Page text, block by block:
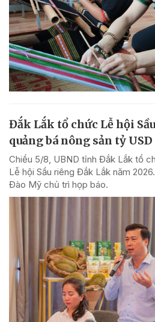
Đắk Lắk tổ chức Lễ hội
quảng bá nông sản tỷ USD
Chiều 5/8, UBND tỉnh Đắk Lắk tổ
Lễ hội Sầu riêng Đắk Lắk năm
Đào Mỹ chủ trì họp báo.